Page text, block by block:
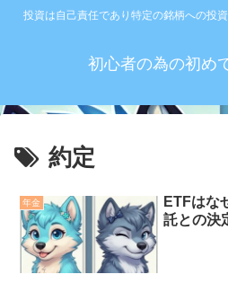
投資は自己責任であり特定の銘柄への投
初心者の為の初め
約定
年金
ETFはな
託との決